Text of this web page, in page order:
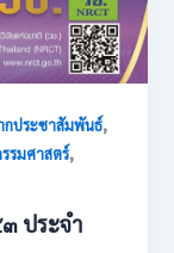
กประชาสัมพันธ์,
รมศาสตร์,
ประจำ